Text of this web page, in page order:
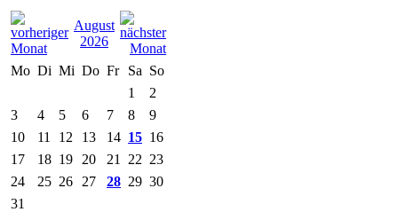
August
2026
Mo Di Mi Do Fr Sa So
1
2
3
4 5 6 7 8
9
10
11 12 13 14 15 16
17
18 19 20 21 22 23
24
25 26 27 28 29 30
31